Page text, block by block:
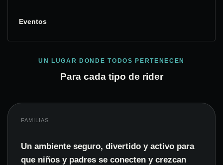
Eventos
UN LUGAR DONDE TODOS PERTENECEN
Para cada tipo de rider
FAMILIAS
Un ambiente seguro, divertido y activo para
que niños y padres se conecten y crezcan